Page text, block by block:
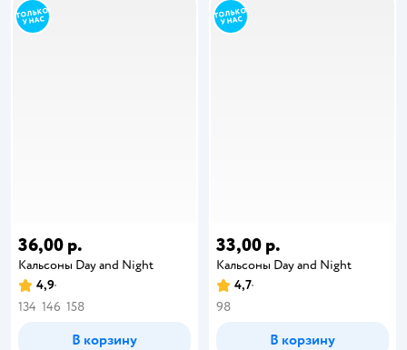
36,00 р.
Кальсоны Day and Night
4,9
134 146 158
В корзину
33,00 р.
Кальсоны Day and Night
4,7
98
В корзину